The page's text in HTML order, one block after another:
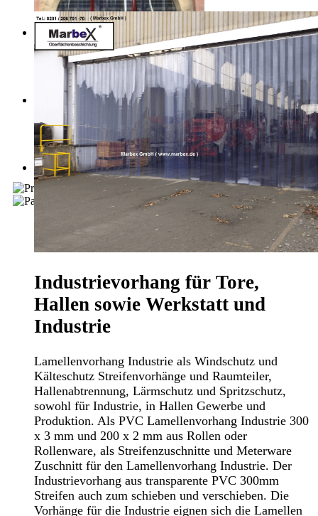
Industrievorhang für Tore,
Hallen sowie Werkstatt und
Industrie
Lamellenvorhang Industrie als Windschutz und
Kälteschutz Streifenvorhänge und Raumteiler,
Hallenabtrennung, Lärmschutz und Spritzschutz,
sowohl für Industrie, in Hallen Gewerbe und
Produktion. Als PVC Lamellenvorhang Industrie 300
x 3 mm und 200 x 2 mm aus Rollen oder
Rollenware, als Streifenzuschnitte und Meterware
Zuschnitt für den Lamellenvorhang Industrie. Der
Industrievorhang aus transparente PVC 300mm
Streifen auch zum schieben und verschieben. Die
Vorhänge für die Industrie eignen sich die Lamellen